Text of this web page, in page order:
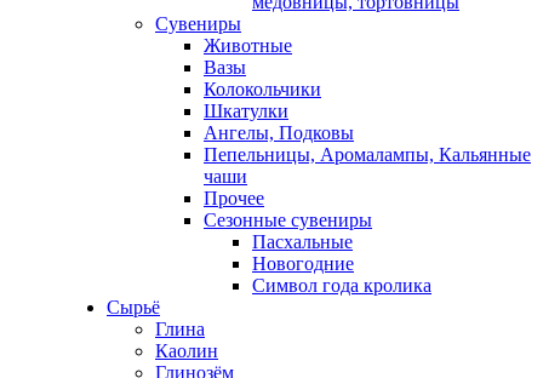
Сувениры
Животные
Вазы
Колокольчики
Шкатулки
Ангелы, Подковы
Пепельницы, Аромалампы, Кальянные
чаши
Прочее
Сезонные сувениры
Пасхальные
Новогодние
Символ года кролика
Сырьё
Глина
Каолин
Глинозём